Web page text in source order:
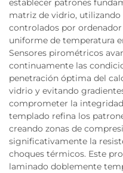
establecer patrones
matriz de vidrio,
controlados por
uniforme de temperatura
Sensores pirométricos
continuamente las
penetración óptima del
vidrio y evitando
comprometer la
templado refina los
creando zonas de
significativamente la
choques térmicos. Este
laminado doblemente